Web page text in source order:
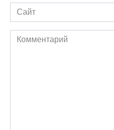
Сайт
Комментарий